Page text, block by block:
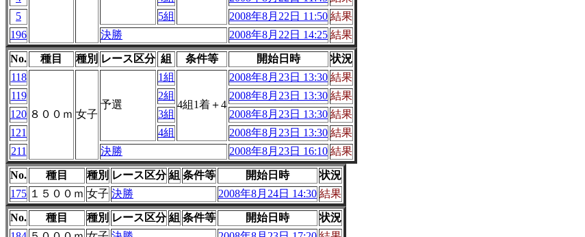
5
5組 2008年8月22日 11:50 結果
196
決勝 2008年8月22日 14:25 結果
No. 種目 種別 レース区分 組 条件等 開始日時
状況
118
８００ｍ 女子
予選
1組
4組1着＋4
2008年8月23日 13:30 結果
119
2組 2008年8月23日 13:30 結果
120
3組 2008年8月23日 13:30 結果
121
4組 2008年8月23日 13:30 結果
211
決勝 2008年8月23日 16:10 結果
No. 種目 種別 レース区分 組 条件等 開始日時
状況
175 １５００ｍ 女子 決勝 2008年8月24日 14:30 結果
No. 種目 種別 レース区分 組 条件等 開始日時
状況